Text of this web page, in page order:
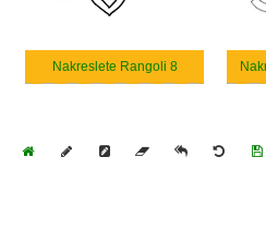
Nakreslete Rangoli 8